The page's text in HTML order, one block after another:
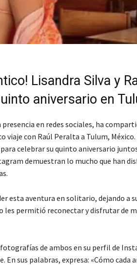
Lisandra Silva y
aniversario en
en redes sociales, ha
viaje con Raúl Peralta a Tulum,
celebrar su quinto aniversario
demuestran lo mucho que han
esta aventura en solitario, dejando a
les permitió reconectar y disfrutar de
de ambos en su perfil de
En sus palabras, expresa: «Cómo cada